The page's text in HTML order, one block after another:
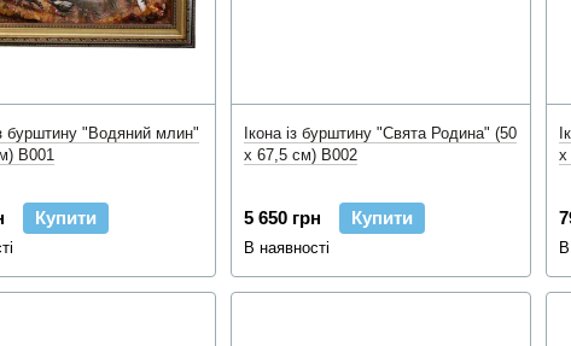
бурштину "Водяний млин"
B001
Купити
Ікона із бурштину "Свята Родина" (50
x 67,5 см) B002
5 650 грн Купити
В наявності
x
В